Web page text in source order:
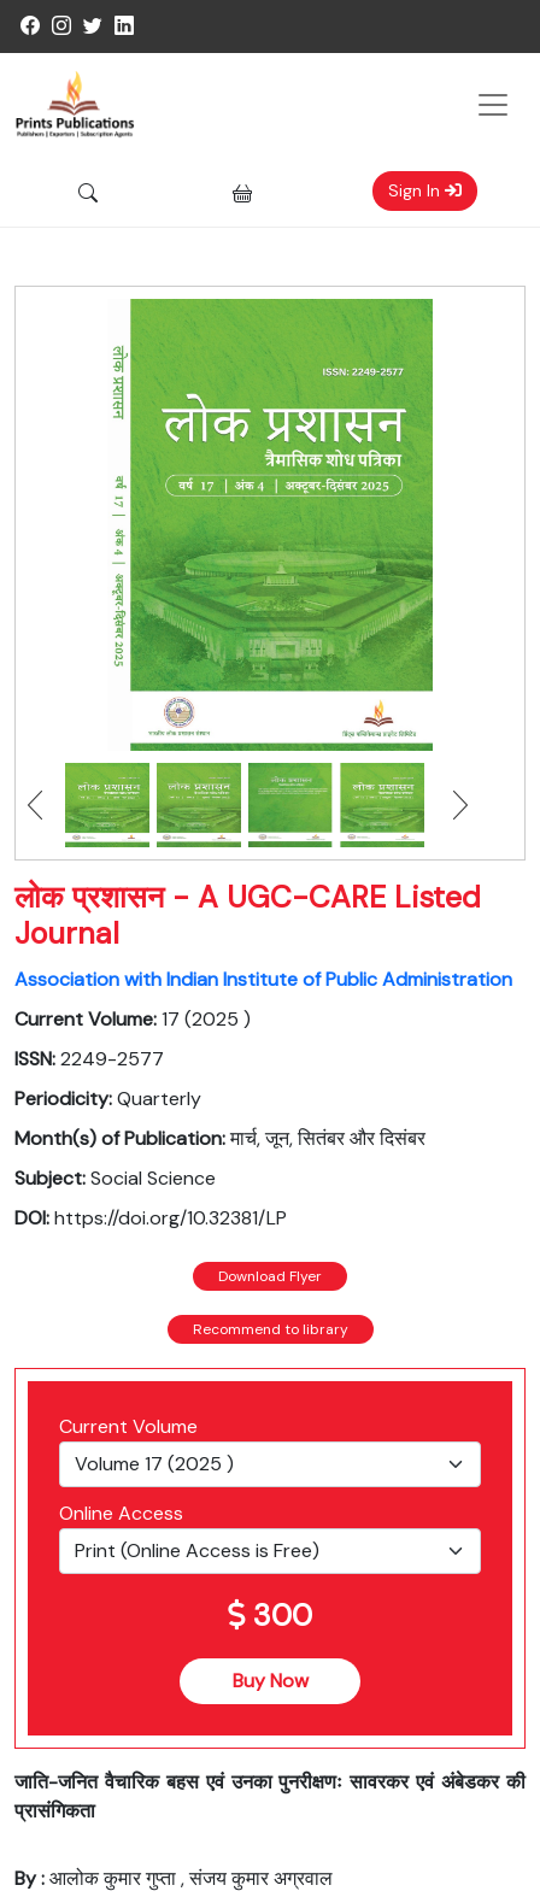
Sign In
लोक प्रशासन - A UGC-CARE Listed
Journal
Association with Indian Institute of Public Administration
Current Volume:17 (2025 )
ISSN:2249-2577
Periodicity:Quarterly
Month(s) of Publication:मार्च, जून, सितंबर और दिसंबर
Subject:Social Science
DOI:https://doi.org/10.32381/LP
Download Flyer
Recommend to library
Current Volume
Online Access
300
Buy Now
जाति-जनित वैचारिक बहस एवं उनका पुनरीक्षणः सावरकर एवं अंबेडकर की
प्रासंगिकता
By :आलोक कुमार गुप्ता , संजय कुमार अग्रवाल